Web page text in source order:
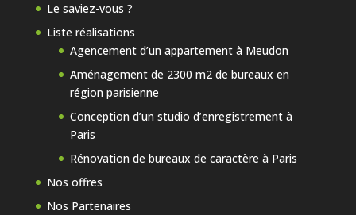
Le saviez-vous ?
Liste réalisations
Agencement d’un appartement à Meudon
Aménagement de 2300 m2 de bureaux en
région parisienne
Conception d’un studio d’enregistrement à
Paris
Rénovation de bureaux de caractère à Paris
Nos offres
Nos Partenaires